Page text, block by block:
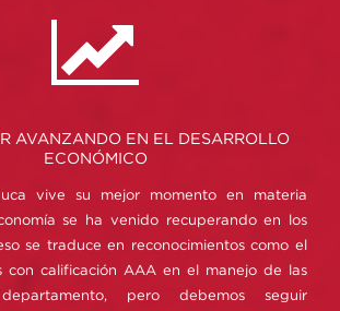
AVANZANDO EN EL DESARROLLO
ECONÓMICO
vive su mejor momento en materia
se ha venido recuperando en los
se traduce en reconocimientos como el
con calificación AAA en el manejo de las
pero debemos seguir